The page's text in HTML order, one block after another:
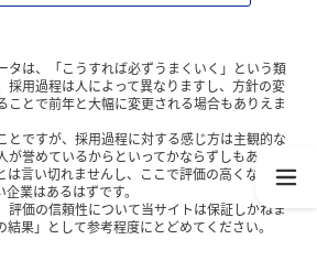
タは、「こうすれば必ずうまくいく」という類
採用過程は人によって異なりますし、方針の変
ことで前年と大幅に変更される場合もありえま
とですが、採用過程に対する感じ方は主観的な
誉めているからといってかならずしもあなた
は言い切れませんし、ここで評価の高くない企
業はあるはずです。
評価の信頼性について当サイトは保証しかねま
果」として参考程度にとどめてください。